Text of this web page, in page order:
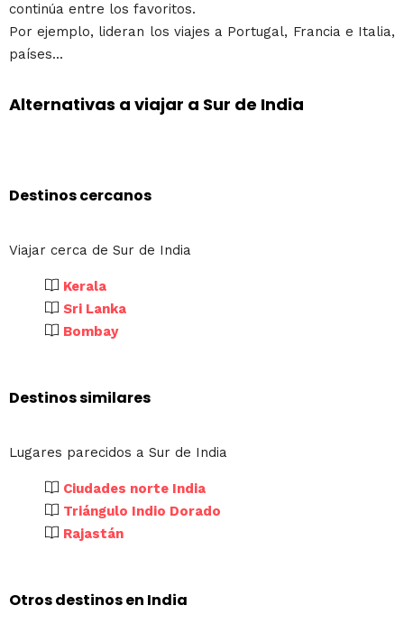
continúa entre los favoritos.
Por ejemplo, lideran los viajes a Portugal, Francia e Italia,
países...
Alternativas a viajar a Sur de India
Destinos cercanos
Viajar cerca de Sur de India
Kerala
Sri Lanka
Bombay
Destinos similares
Lugares parecidos a Sur de India
Ciudades norte India
Triángulo Indio Dorado
Rajastán
Otros destinos en India